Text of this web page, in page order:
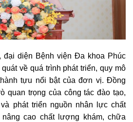
diện Bệnh viện Đa khoa Phúc
về quá trình phát triển, quy mô
tựu nổi bật của đơn vị. Đồng
quan trọng của công tác đào tạo,
phát triển nguồn nhân lực chất
cao chất lượng khám, chữa